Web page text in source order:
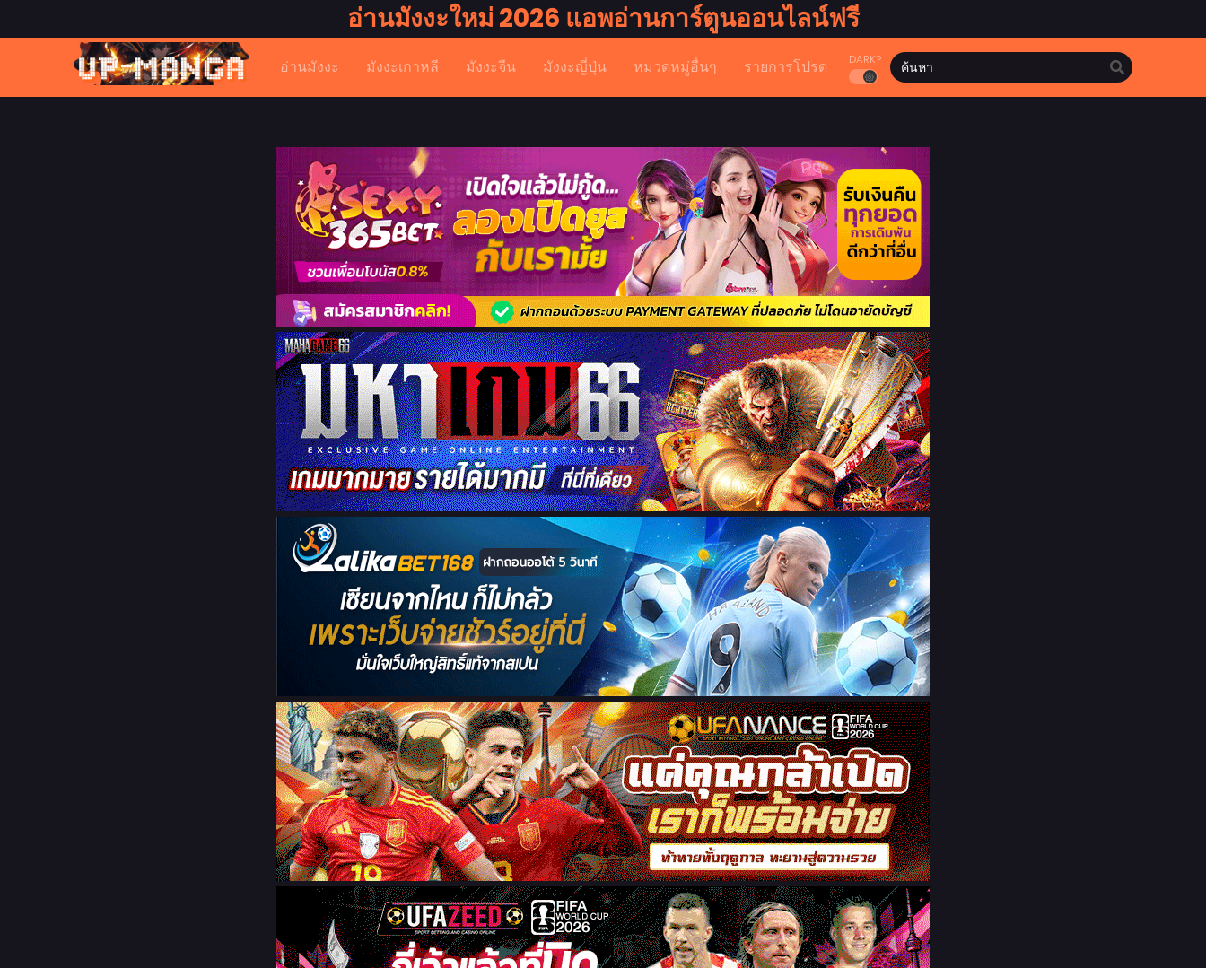
อ่านมังงะใหม่ 2026 แอพอ่านการ์ตูนออนไลน์ฟรี
อ่านมังงะ มังงะเกาหลี มังงะจีน มังงะญี่ปุ่น หมวดหมู่อื่นๆ รายการโปรด DARK?